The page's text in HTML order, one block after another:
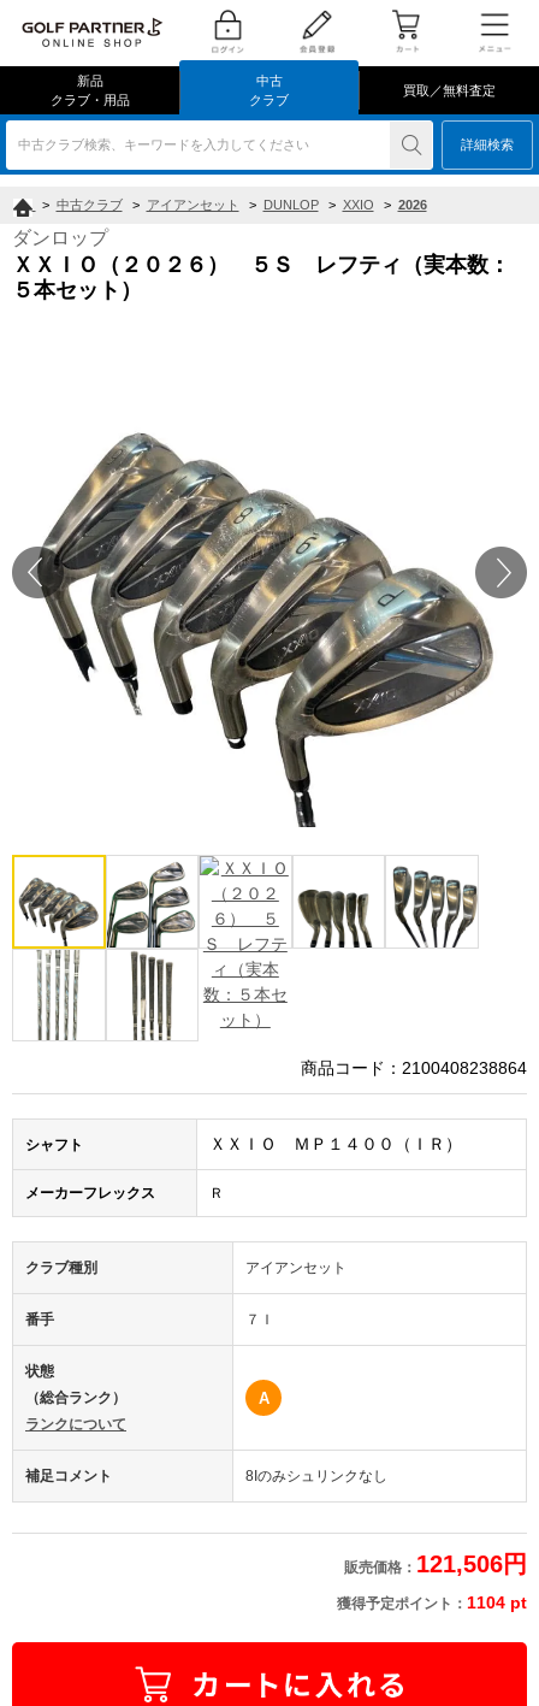
新品
クラブ・用品
中古
クラブ
買取／無料査定
中古クラブ検索、キーワードを入力してください 詳細検索
> 中古クラブ > アイアンセット > DUNLOP > XXIO > 2026
ダンロップ
ＸＸＩＯ（２０２６） ５Ｓ レフティ（実本数：
５本セット）
Prev Next
商品コード：2100408238864
シャフト ＸＸＩＯ ＭＰ１４００（ＩＲ）
メーカーフレックス Ｒ
クラブ種別 アイアンセット
番手 ７Ｉ
状態
（総合ランク）
ランクについて
A
補足コメント 8Iのみシュリンクなし
販売価格： 121,506円
獲得予定ポイント： 1104 pt